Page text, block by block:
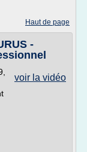
Haut de page
-
voir la vidéo